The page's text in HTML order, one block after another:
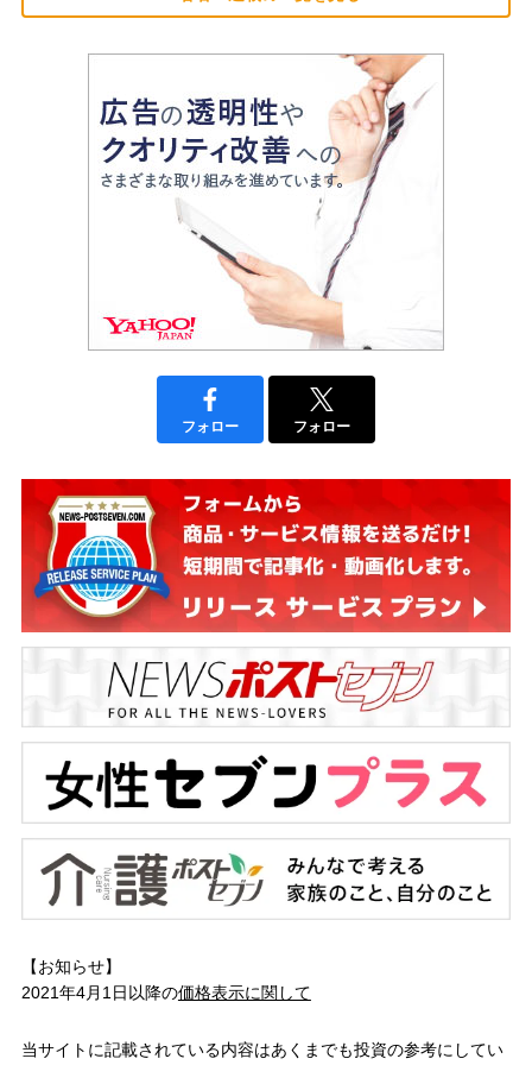
フォロー フォロー
【お知らせ】
2021年4月1日以降の価格表示に関して
当サイトに記載されている内容はあくまでも投資の参考にしてい